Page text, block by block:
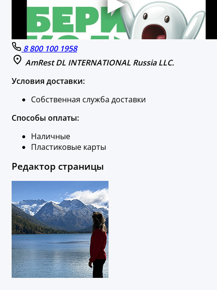
8 800 100 1958
AmRest DL INTERNATIONAL Russia LLC.
Условия доставки:
Собственная служба доставки
Способы оплаты:
Наличные
Пластиковые карты
Редактор страницы